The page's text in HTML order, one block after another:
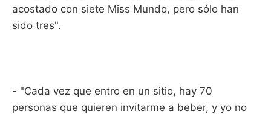
acostado con siete Miss Mundo, pero sólo han
sido tres".
- "Cada vez que entro en un sitio, hay 70
personas que quieren invitarme a beber, y yo no